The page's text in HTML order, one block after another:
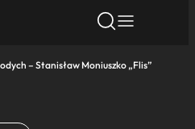
– Stanisław Moniuszko „Flis”